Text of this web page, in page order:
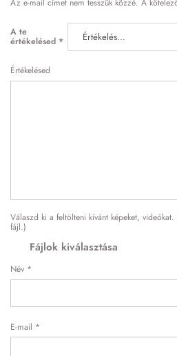
Az e-mail címet nem tesszük közzé. A
A te
értékelésed *
Értékelésed
Válaszd ki a feltölteni kívánt képeket,
fájl.)
Fájlok kiválasztása
Név *
E-mail *